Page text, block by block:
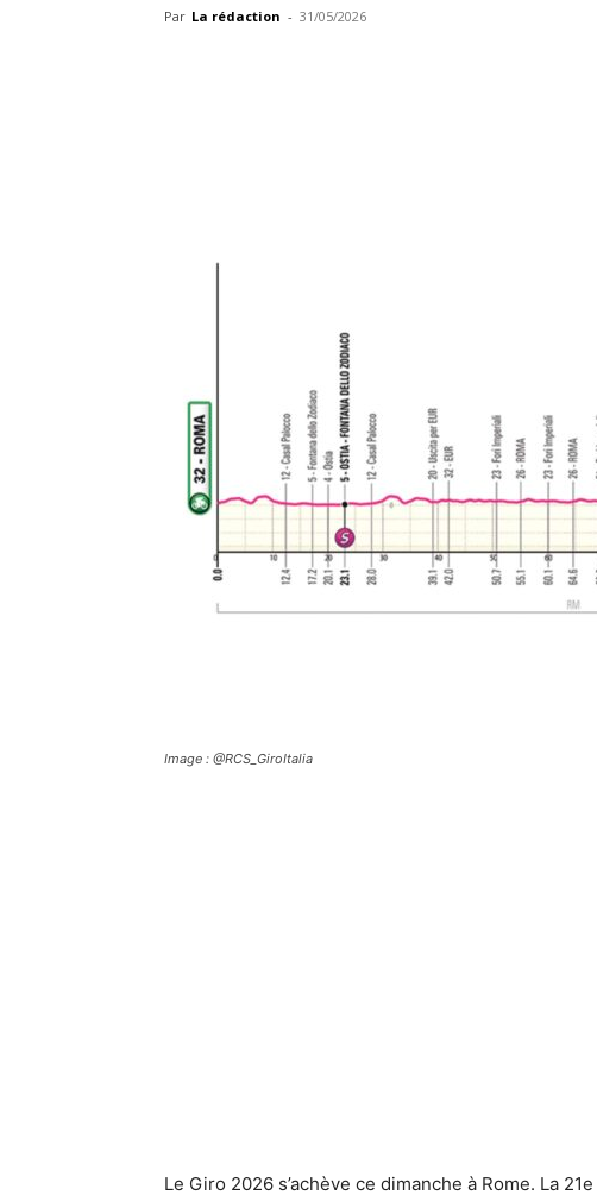
Par La rédaction - 31/05/2026
Image : @RCS_GiroItalia
Le Giro 2026 s’achève ce dimanche à Rome. La